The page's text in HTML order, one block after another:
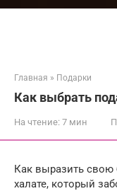
Главная » Подарки
Как выбрать
На чтение: 7 мин
Как выразить свою
халате, который